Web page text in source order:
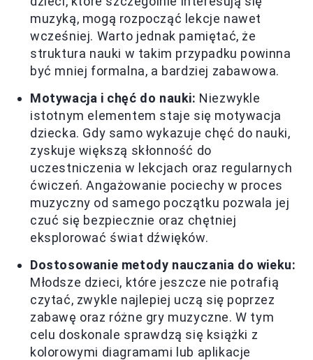
muzyką, mogą rozpocząć lekcje nawet
wcześniej. Warto jednak pamiętać, że
struktura nauki w takim przypadku powinna
być mniej formalna, a bardziej zabawowa.
Motywacja i chęć do nauki: Niezwykle
istotnym elementem staje się motywacja
dziecka. Gdy samo wykazuje chęć do nauki,
zyskuje większą skłonność do
uczestniczenia w lekcjach oraz regularnych
ćwiczeń. Angażowanie pociechy w proces
muzyczny od samego początku pozwala jej
czuć się bezpiecznie oraz chętniej
eksplorować świat dźwięków.
Dostosowanie metody nauczania do wieku:
Młodsze dzieci, które jeszcze nie potrafią
czytać, zwykle najlepiej uczą się poprzez
zabawę oraz różne gry muzyczne. W tym
celu doskonale sprawdzą się książki z
kolorowymi diagramami lub aplikacje